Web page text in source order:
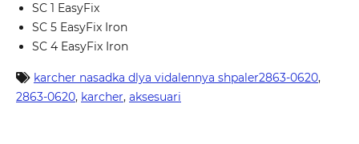
SC 1 EasyFix
SC 5 EasyFix Iron
SC 4 EasyFix Iron
karcher nasadka dlya vidalennya shpaler2863-0620,
2863-0620, karcher, aksesuari